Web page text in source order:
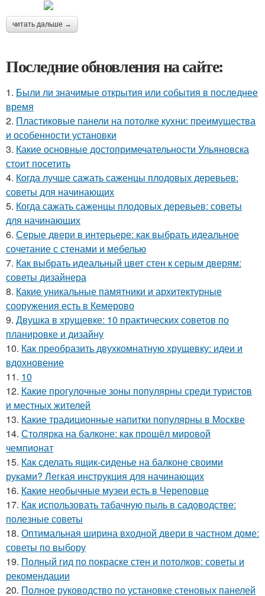
читать дальше →
Последние обновления на сайте:
1. Были ли значимые открытия или события в последнее
время
2. Пластиковые панели на потолке кухни: преимущества
и особенности установки
3. Какие основные достопримечательности Ульяновска
стоит посетить
4. Когда лучше сажать саженцы плодовых деревьев:
советы для начинающих
5. Когда сажать саженцы плодовых деревьев: советы
для начинающих
6. Серые двери в интерьере: как выбрать идеальное
сочетание с стенами и мебелью
7. Как выбрать идеальный цвет стен к серым дверям:
советы дизайнера
8. Какие уникальные памятники и архитектурные
сооружения есть в Кемерово
9. Двушка в хрущевке: 10 практических советов по
планировке и дизайну
10. Как преобразить двухкомнатную хрущевку: идеи и
вдохновение
11. 10
12. Какие прогулочные зоны популярны среди туристов
и местных жителей
13. Какие традиционные напитки популярны в Москве
14. Столярка на балконе: как прошёл мировой
чемпионат
15. Как сделать ящик-сиденье на балконе своими
руками? Легкая инструкция для начинающих
16. Какие необычные музеи есть в Череповце
17. Как использовать табачную пыль в садоводстве:
полезные советы
18. Оптимальная ширина входной двери в частном доме:
советы по выбору
19. Полный гид по покраске стен и потолков: советы и
рекомендации
20. Полное руководство по установке стеновых панелей